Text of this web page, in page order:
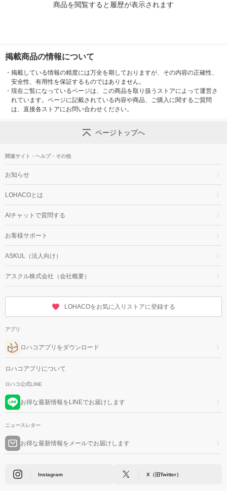
商品を閲覧すると履歴が表示されます
掲載商品の情報について
・ 掲載している情報の精度には万全を期しておりますが、その内容の正確性、
安全性、有用性を保証するものではありません。
・ 現在ご覧になっているページは、この商品を取り扱うストアによって運営さ
れています。ページに記載されている内容や商品、ご購入に関するご質問
は、直接各ストアにお問い合わせください。
ページトップへ
関連サイト・ヘルプ・その他
お知らせ
LOHACOとは
AIチャットで質問する
お客様サポート
ASKUL（法人向け）
アスクル株式会社（会社概要）
LOHACOをお気に入りストアに登録する
アプリ
ロハコアプリをダウンロード
ロハコアプリについて
ロハコ公式LINE
お得な最新情報をLINEでお届けします
ニュースレター
お得な最新情報をメールでお届けします
Instagram X（旧Twitter）